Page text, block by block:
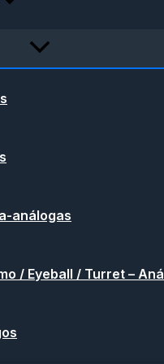
análogas
/ Eyeball / Turret –